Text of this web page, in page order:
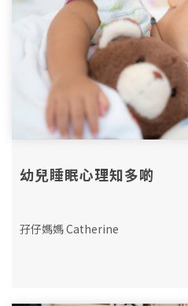
幼兒睡眠心理知多啲
孖仔媽媽 Catherine